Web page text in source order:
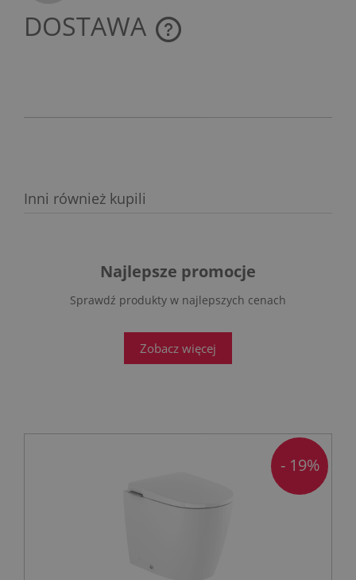
DOSTAWA
CENA NIE ZAWIERA EWENTUALNYCH KOSZTÓW
Inni również kupili
Najlepsze promocje
Sprawdź produkty w najlepszych cenach
Zobacz więcej
- 19%